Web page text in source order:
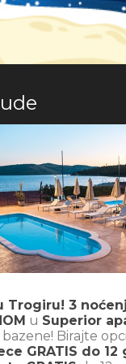
Trogiru! 3
u Superior
Birajte
GRATIS do 12